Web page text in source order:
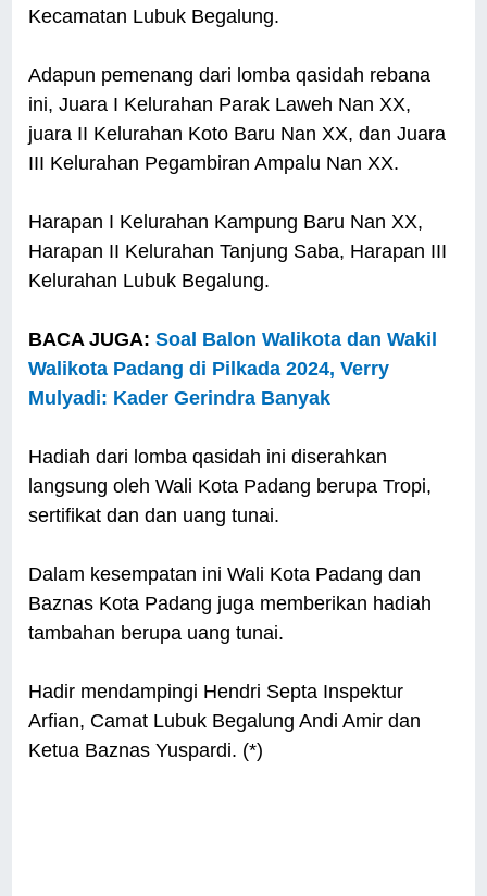
Kecamatan Lubuk Begalung.
Adapun pemenang dari lomba qasidah rebana
ini, Juara I Kelurahan Parak Laweh Nan XX,
juara II Kelurahan Koto Baru Nan XX, dan Juara
III Kelurahan Pegambiran Ampalu Nan XX.
Harapan I Kelurahan Kampung Baru Nan XX,
Harapan II Kelurahan Tanjung Saba, Harapan III
Kelurahan Lubuk Begalung.
BACA JUGA:Soal Balon Walikota dan Wakil
Walikota Padang di Pilkada 2024, Verry
Mulyadi: Kader Gerindra Banyak
Hadiah dari lomba qasidah ini diserahkan
langsung oleh Wali Kota Padang berupa Tropi,
sertifikat dan dan uang tunai.
Dalam kesempatan ini Wali Kota Padang dan
Baznas Kota Padang juga memberikan hadiah
tambahan berupa uang tunai.
Hadir mendampingi Hendri Septa Inspektur
Arfian, Camat Lubuk Begalung Andi Amir dan
Ketua Baznas Yuspardi. (*)